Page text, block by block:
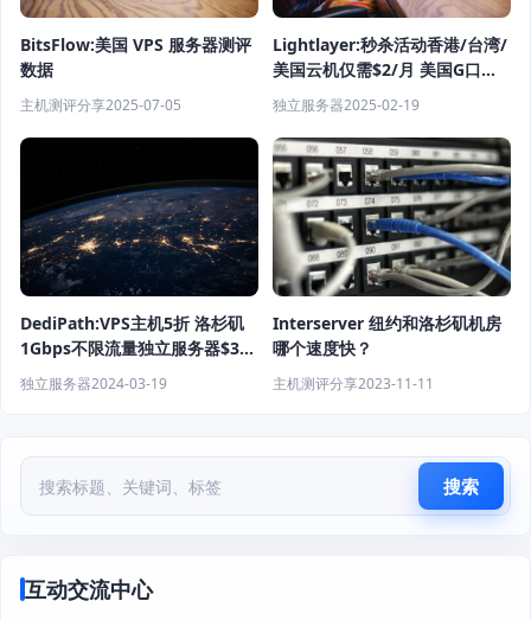
BitsFlow:美国 VPS 服务器测评
数据
主机测评分享2025-07-05
Lightlayer:秒杀活动香港/台湾/
美国云机仅需$2/月 美国G口服
务器$29.9/年
独立服务器2025-02-19
DediPath:VPS主机5折 洛杉矶
1Gbps不限流量独立服务器$39/
月起
独立服务器2024-03-19
Interserver 纽约和洛杉矶机房
哪个速度快？
主机测评分享2023-11-11
搜索
互动交流中心